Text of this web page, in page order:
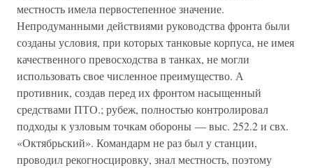
местность имела первостепенное значение.
Непродуманными действиями руководства фронта были
созданы условия, при которых танковые корпуса, не имея
качественного превосходства в танках, не могли
использовать свое численное преимущество. А
противник, создав перед их фронтом насыщенный
средствами ПТО.; рубеж, полностью контролировал
подходы к узловым точкам обороны — выс. 252.2 и свх.
«Октябрьский». Командарм не раз был у станции,
проводил рекогносцировку, знал местность, поэтому